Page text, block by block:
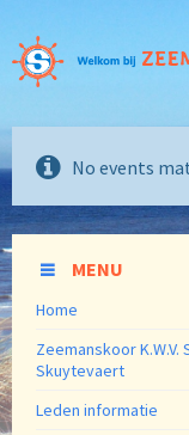
No events
MENU
Home
Zeemanskoor
Skuytevaert
Leden informatie